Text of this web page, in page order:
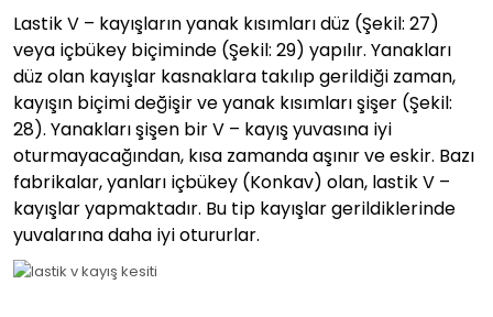
Lastik V – kayışların yanak kısımları düz (Şekil: 27)
veya içbükey biçiminde (Şekil: 29) yapılır. Yanakları
düz olan kayışlar kasnaklara takılıp gerildiği zaman,
kayışın biçimi değişir ve yanak kısımları şişer (Şekil:
28). Yanakları şişen bir V – kayış yuvasına iyi
oturmayacağından, kısa zamanda aşınır ve eskir. Bazı
fabrikalar, yanları içbükey (Konkav) olan, lastik V –
kayışlar yapmaktadır. Bu tip kayışlar gerildiklerinde
yuvalarına daha iyi otururlar.